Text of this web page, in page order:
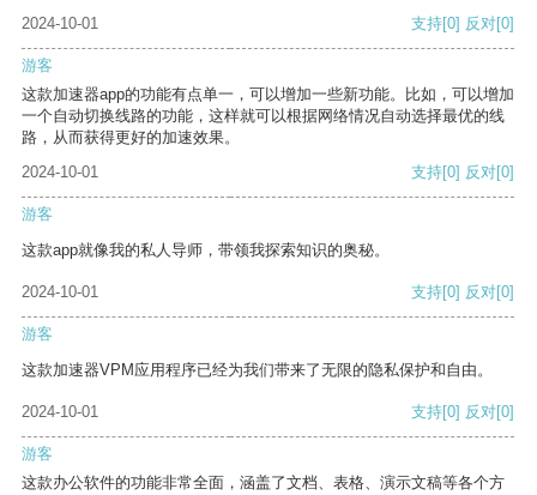
2024-10-01
支持[0] 反对[0]
游客
这款加速器app的功能有点单一，可以增加一些新功能。比如，可以增加
一个自动切换线路的功能，这样就可以根据网络情况自动选择最优的线
路，从而获得更好的加速效果。
2024-10-01
支持[0] 反对[0]
游客
这款app就像我的私人导师，带领我探索知识的奥秘。
2024-10-01 支持[0] 反对[0]
游客
这款加速器VPM应用程序已经为我们带来了无限的隐私保护和自由。
2024-10-01 支持[0] 反对[0]
游客
这款办公软件的功能非常全面，涵盖了文档、表格、演示文稿等各个方